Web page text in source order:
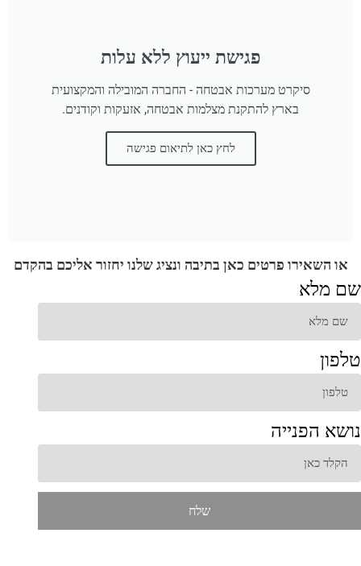
פגישת ייעוץ ללא עלות
סיקרט מערכות אבטחה - החברה המובילה והמקצועית
בארץ להתקנת מצלמות אבטחה, אזעקות וקודנים.
לחץ כאן לתיאום פגישה
או השאירו פרטים כאן בתיבה ונציג שלנו יחזור אליכם בהקדם
שם מלא
טלפון
נושא הפנייה
שלח